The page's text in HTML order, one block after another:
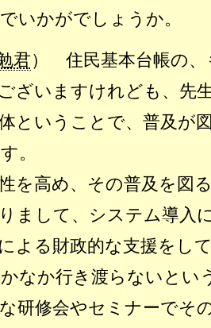
いかがでしょうか。
君） 住民基本台帳の、
ざいますけれども、先
ということで、普及が
。
を高め、その普及を図
まして、システム導入
よる財政的な支援をし
なか行き渡らないとい
研修会やセミナーでそ